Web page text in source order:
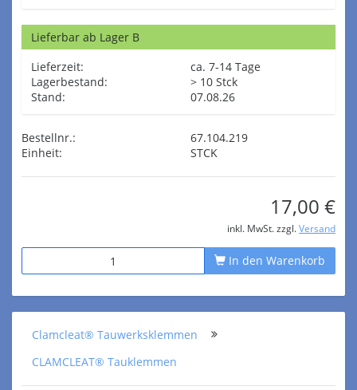
Lieferbar ab Lager B
Lieferzeit:
ca. 7-14 Tage
Lagerbestand:
> 10 Stck
Stand:
07.08.26
Bestellnr.:
67.104.219
Einheit:
STCK
17,00 €
inkl. MwSt. zzgl. Versand
In den Warenkorb
Clamcleat® Tauwerksklemmen
CLAMCLEAT® Tauklemmen